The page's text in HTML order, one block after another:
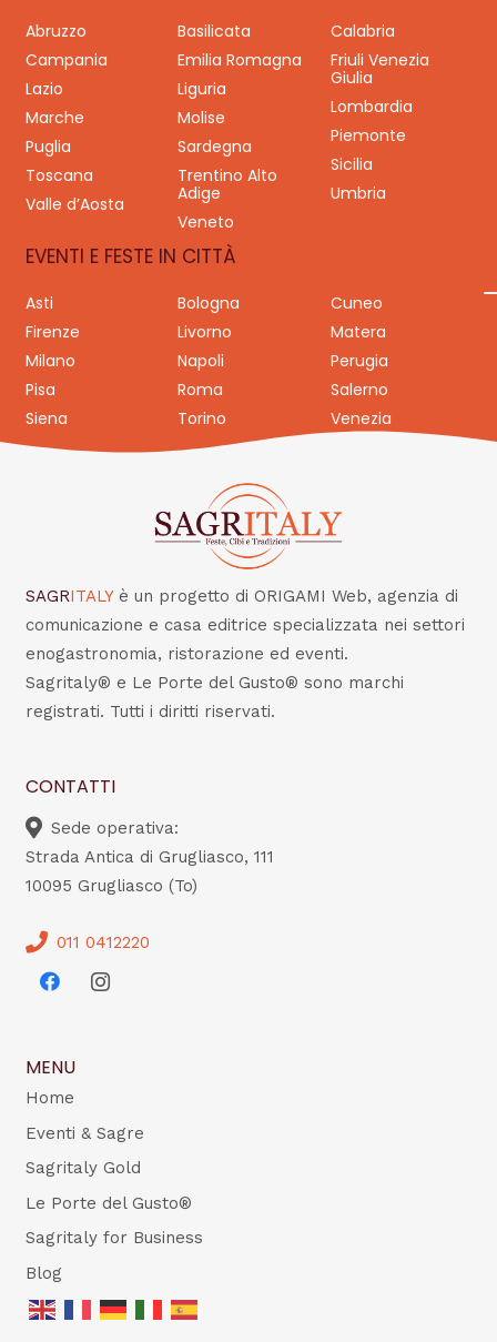
Abruzzo Basilicata
Calabria
Campania
Emilia Romagna
Friuli Venezia
Giulia
Lazio
Liguria
Lombardia
Marche
Molise
Piemonte
Puglia
Sardegna
Sicilia
Toscana
Trentino Alto
Adige
Umbria
Valle d’Aosta
Veneto
EVENTI E FESTE IN CITTÀ
Asti Bologna
Cuneo
Firenze
Livorno
Matera
Milano
Napoli
Perugia
Pisa
Roma
Salerno
Siena
Torino Venezia
SAGRITALY è un progetto di ORIGAMI Web, agenzia di
comunicazione e casa editrice specializzata nei settori
enogastronomia, ristorazione ed eventi.
Sagritaly® e Le Porte del Gusto® sono marchi
registrati. Tutti i diritti riservati.
CONTATTI
Sede operativa:
Strada Antica di Grugliasco, 111
10095 Grugliasco (To)
011 0412220
MENU
Home
Eventi & Sagre
Sagritaly Gold
Le Porte del Gusto®
Sagritaly for Business
Blog